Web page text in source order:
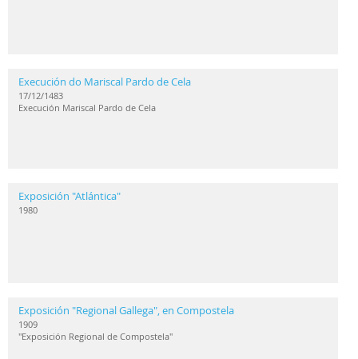
Execución do Mariscal Pardo de Cela
17/12/1483
Execución Mariscal Pardo de Cela
Exposición "Atlántica"
1980
Exposición "Regional Gallega", en Compostela
1909
"Exposición Regional de Compostela"